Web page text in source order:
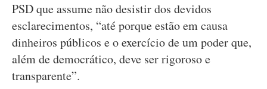
PSD que assume não desistir dos devidos
esclarecimentos, “até porque estão em causa
dinheiros públicos e o exercício de um poder que,
além de democrático, deve ser rigoroso e
transparente”.